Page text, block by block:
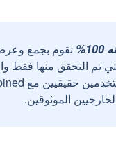
نقوم بجمع
تم التحقق منها فقط
الموثوقين.